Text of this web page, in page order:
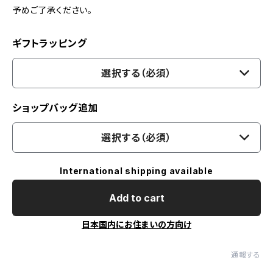
予めご了承ください。
ギフトラッピング
選択する（必須）
ショップバッグ追加
選択する（必須）
International shipping available
Add to cart
日本国内にお住まいの方向け
通報する